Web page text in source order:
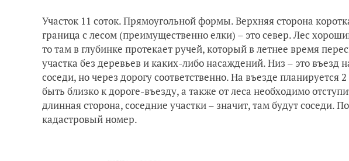
Участок 11 соток. Прямоугольной формы. Верхняя сторона
граница с лесом (преимущественно елки) – это север. Лес
то там в глубинке протекает ручей, который в летнее время
участка без деревьев и каких-либо насаждений. Низ – это въезд
соседи, но через дорогу соответственно. На въезде
быть близко к дороге-въезду, а также от леса необходимо
длинная сторона, соседние участки – значит, там будут соседи.
кадастровый номер.